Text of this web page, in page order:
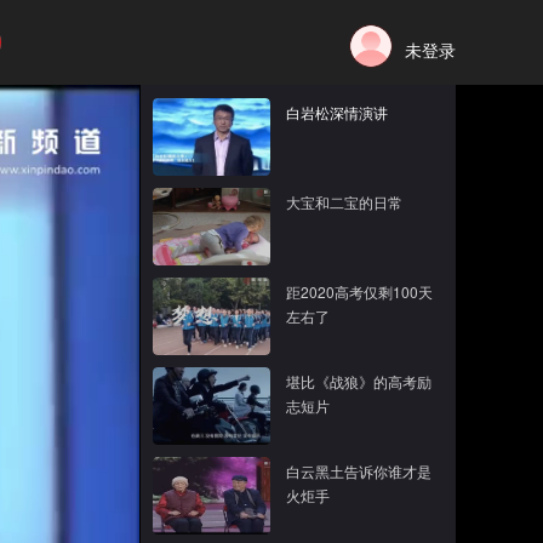
未登录
白岩松深情演讲
大宝和二宝的日常
距2020高考仅剩100天
左右了
堪比《战狼》的高考励
志短片
白云黑土告诉你谁才是
火炬手